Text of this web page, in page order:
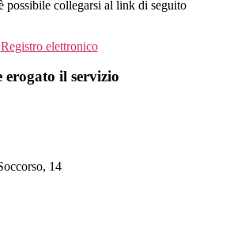
possibile collegarsi al link di seguito
Registro elettronico
il servizio
14